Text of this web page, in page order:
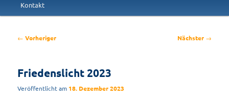
primären
Inhalt
Kontakt
Beitragsnavigation
← Vorheriger Nächster →
Friedenslicht 2023
Veröffentlicht am 18. Dezember 2023